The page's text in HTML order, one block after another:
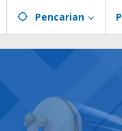
Pencarian